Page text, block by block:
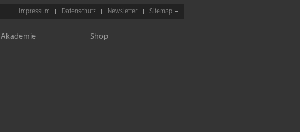
Impressum Datenschutz Newsletter Sitemap
Akademie Shop